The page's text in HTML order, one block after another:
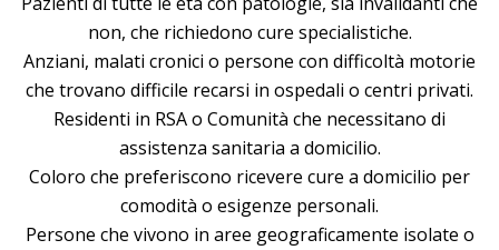
non, che richiedono cure specialistiche.
Anziani, malati cronici o persone con difficoltà motorie
che trovano difficile recarsi in ospedali o centri privati.
Residenti in RSA o Comunità che necessitano di
assistenza sanitaria a domicilio.
Coloro che preferiscono ricevere cure a domicilio per
comodità o esigenze personali.
Persone che vivono in aree geograficamente isolate o